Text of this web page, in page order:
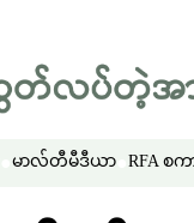
မာလ်တီမီဒီယာ RFA စက